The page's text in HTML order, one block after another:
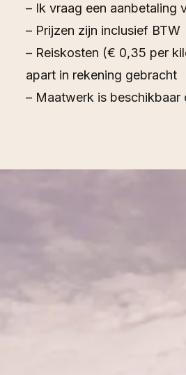
– Ik vraag een aanbetaling
– Prijzen zijn inclusief BTW
– Reiskosten (€ 0,35 per
apart in rekening gebracht
– Maatwerk is beschikbaar